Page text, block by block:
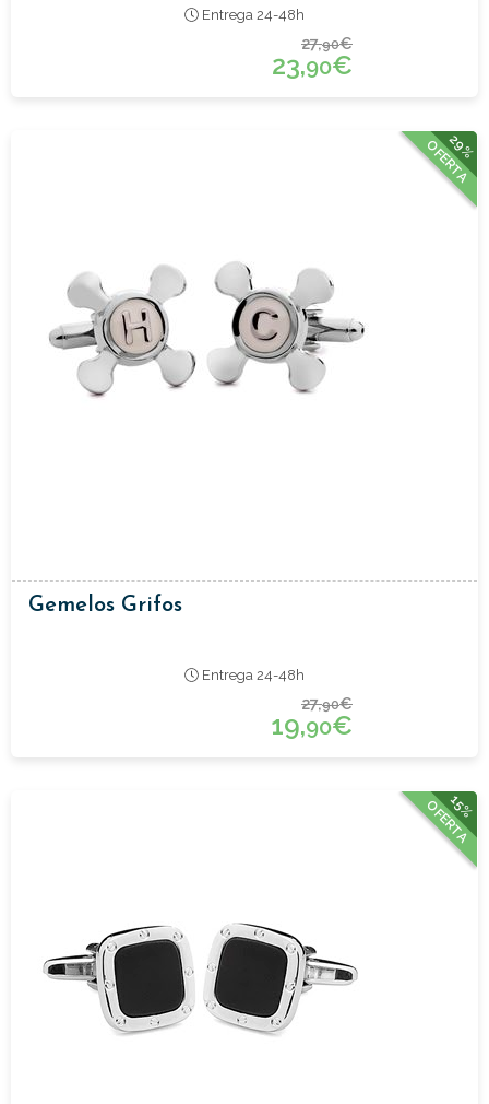
Entrega 24-48h
27,90€
23,90€
29%
OFERTA
Gemelos Grifos
Entrega 24-48h
27,90€
19,90€
15%
OFERTA